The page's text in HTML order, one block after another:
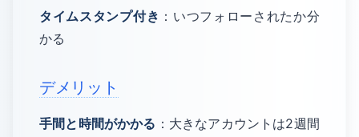
タイムスタンプ付き ：いつフォローされたか分
かる
デメリット
手間と時間がかかる ：大きなアカウントは2週間